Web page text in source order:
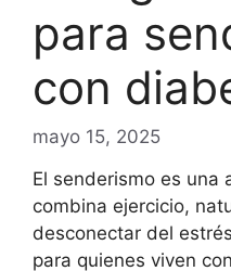
para
con
mayo 15, 2025
El senderismo es una
combina ejercicio,
desconectar del
para quienes viven